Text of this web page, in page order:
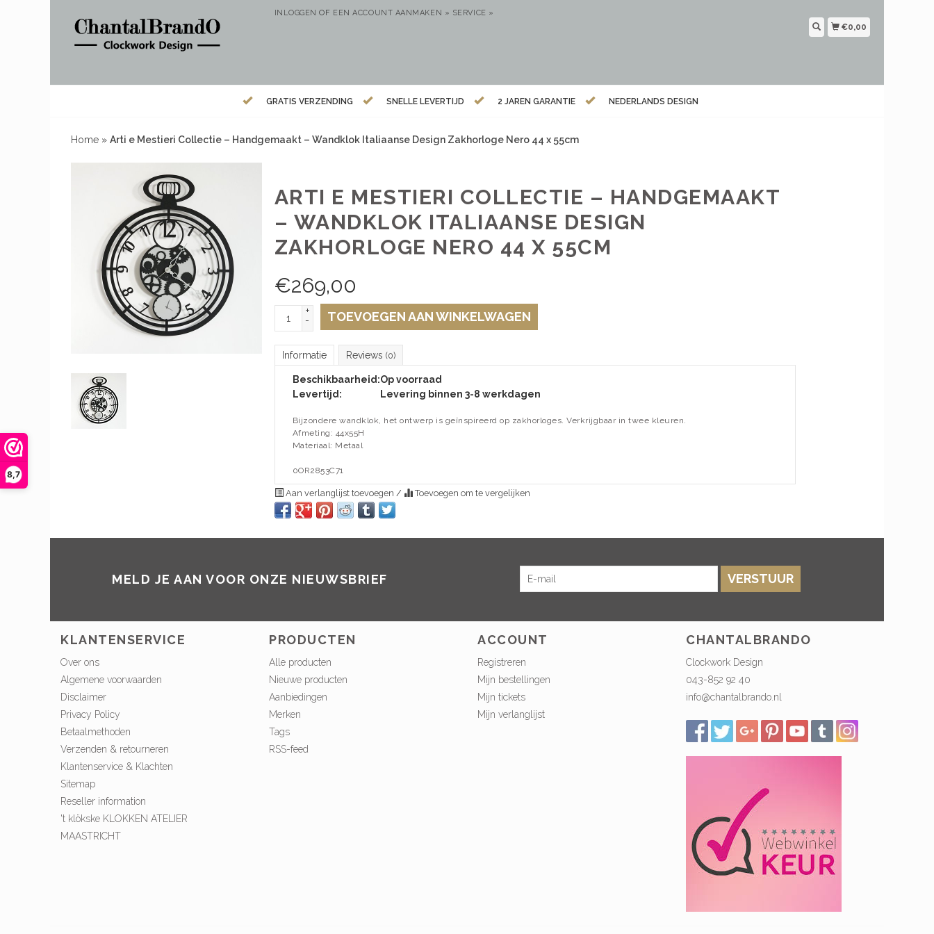
8,7
INLOGGEN OF EEN ACCOUNT AANMAKEN » SERVICE »
€0,00
GRATIS VERZENDING SNELLE LEVERTIJD 2 JAREN GARANTIE NEDERLANDS DESIGN
Home » Arti e Mestieri Collectie – Handgemaakt – Wandklok Italiaanse Design Zakhorloge Nero 44 x 55cm
ARTI E MESTIERI COLLECTIE – HANDGEMAAKT
– WANDKLOK ITALIAANSE DESIGN
ZAKHORLOGE NERO 44 X 55CM
€269,00
+
-
TOEVOEGEN AAN WINKELWAGEN
Informatie Reviews (0)
Beschikbaarheid:Op voorraad
Levertijd:
Levering binnen 3-8 werkdagen
Bijzondere wandklok, het ontwerp is geïnspireerd op zakhorloges. Verkrijgbaar in twee kleuren.
Afmeting: 44x55H
Materiaal: Metaal
0OR2853C71
Aan verlanglijst toevoegen / Toevoegen om te vergelijken
MELD JE AAN VOOR ONZE NIEUWSBRIEF VERSTUUR
KLANTENSERVICE
Over ons
Algemene voorwaarden
Disclaimer
Privacy Policy
Betaalmethoden
Verzenden & retourneren
Klantenservice & Klachten
Sitemap
Reseller information
't klökske KLOKKEN ATELIER
MAASTRICHT
PRODUCTEN
Alle producten
Nieuwe producten
Aanbiedingen
Merken
Tags
RSS-feed
ACCOUNT
Registreren
Mijn bestellingen
Mijn tickets
Mijn verlanglijst
CHANTALBRANDO
Clockwork Design
043-852 92 40
info@chantalbrando.nl